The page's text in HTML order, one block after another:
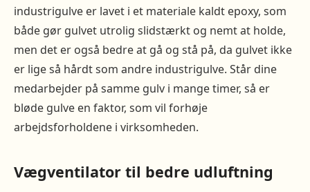
industrigulve er lavet i et materiale kaldt epoxy, som
både gør gulvet utrolig slidstærkt og nemt at holde,
men det er også bedre at gå og stå på, da gulvet ikke
er lige så hårdt som andre industrigulve. Står dine
medarbejder på samme gulv i mange timer, så er
bløde gulve en faktor, som vil forhøje
arbejdsforholdene i virksomheden.
Vægventilator til bedre udluftning